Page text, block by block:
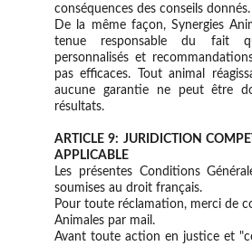
conséquences des conseils donnés.
De la même façon, ​Synergies
tenue responsable du fait
personnalisés et
pas efficaces. Tout animal
aucune garantie ne peut être
résultats.
ARTICLE 9: JURIDICTION
APPLICABLE
Les présentes Conditions
soumises au droit français.
Pour toute réclamation, merci de
Animales par mail.
Avant toute action en justice et